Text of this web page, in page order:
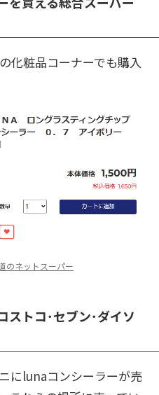
化粧品コーナーでも購入
のネットスーパー
ストコ･セブン･ダイソ
にlunaコンシーラーが売